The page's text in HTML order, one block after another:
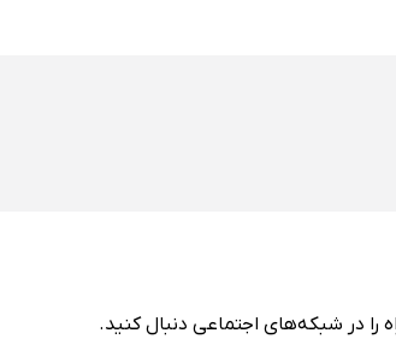
را در شبکه‌های اجتماعی دنبال کنید.